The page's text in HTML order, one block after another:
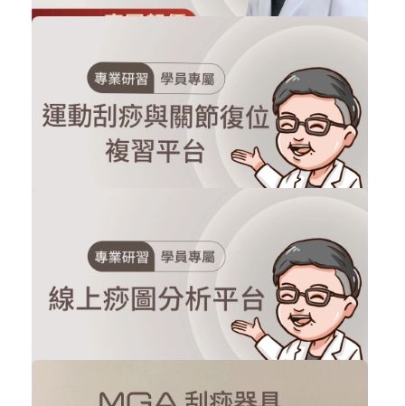
2026/12/12-13 台中場 運動刮痧與關...
刮痧實體課程 加入購物車
購買後有效期限：2026-12-12
277
0
專業研習-學員專屬複習平台(限專研實...
刮痧實體課程
購買後有效期限：課程下架時
13274
780